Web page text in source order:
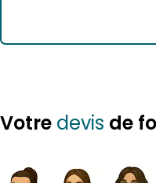
de rendu,
plusieurs corrections
Votre devis de